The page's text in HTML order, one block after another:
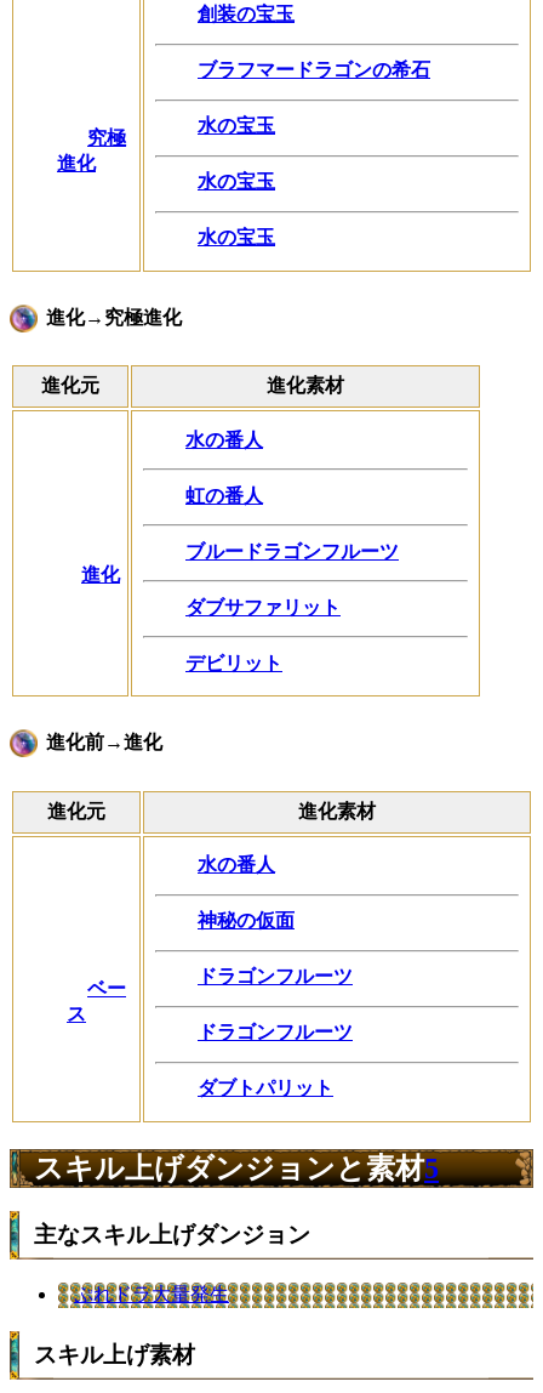
究極
進化
創装の宝玉
ブラフマードラゴンの希石
水の宝玉
水の宝玉
水の宝玉
進化→究極進化
進化元 進化素材
進化
水の番人
虹の番人
ブルードラゴンフルーツ
ダブサファリット
デビリット
進化前→進化
進化元 進化素材
ベー
ス
水の番人
神秘の仮面
ドラゴンフルーツ
ドラゴンフルーツ
ダブトパリット
スキル上げダンジョンと素材5
主なスキル上げダンジョン
ぷれドラ大量発生
スキル上げ素材